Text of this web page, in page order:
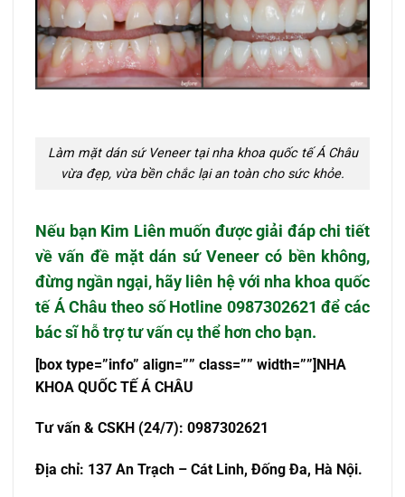
Làm mặt dán sứ Veneer tại nha khoa quốc tế Á Châu
vừa đẹp, vừa bền chắc lại an toàn cho sức khỏe.
Nếu bạn Kim Liên muốn được giải đáp chi tiết
về vấn đề mặt dán sứ Veneer có bền không,
đừng ngần ngại, hãy liên hệ với nha khoa quốc
tế Á Châu theo số Hotline 0987302621 để các
bác sĩ hỗ trợ tư vấn cụ thể hơn cho bạn.
[box type=”info” align=”” class=”” width=””]NHA
KHOA QUỐC TẾ Á CHÂU
Tưvấn & CSKH (24/7): 0987302621
Địa chỉ: 137 An Trạch – Cát Linh, Đống Đa, Hà Nội.